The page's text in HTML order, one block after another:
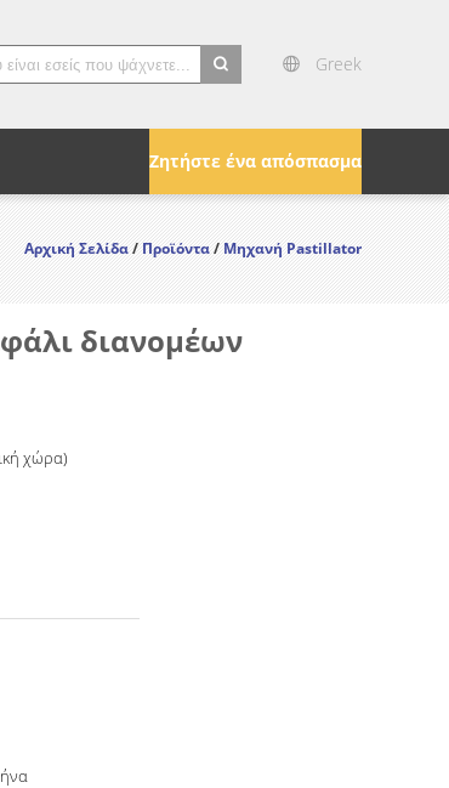
Greek
Ζητήστε ένα απόσπασμα
Αρχική Σελίδα/Προϊόντα/Μηχανή Pastillator
διανομέων
χώρα)